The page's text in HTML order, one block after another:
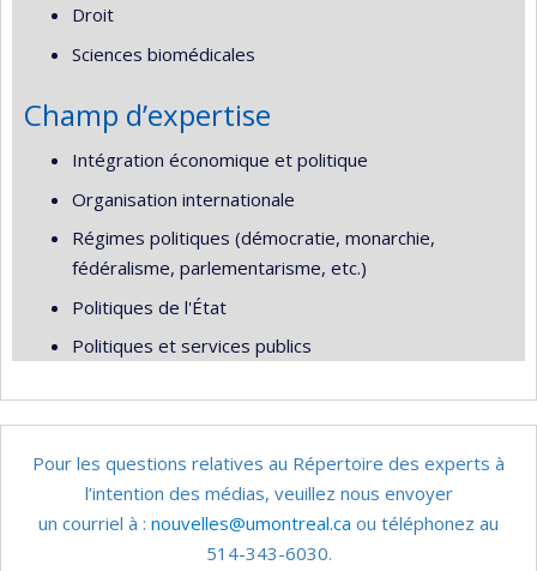
Droit
Sciences biomédicales
Champ d’expertise
Intégration économique et politique
Organisation internationale
Régimes politiques (démocratie, monarchie,
fédéralisme, parlementarisme, etc.)
Politiques de l'État
Politiques et services publics
Pour les questions relatives au Répertoire des experts à
l’intention des médias, veuillez nous envoyer
un courriel à : nouvelles@umontreal.ca ou téléphonez au
514-343-6030.